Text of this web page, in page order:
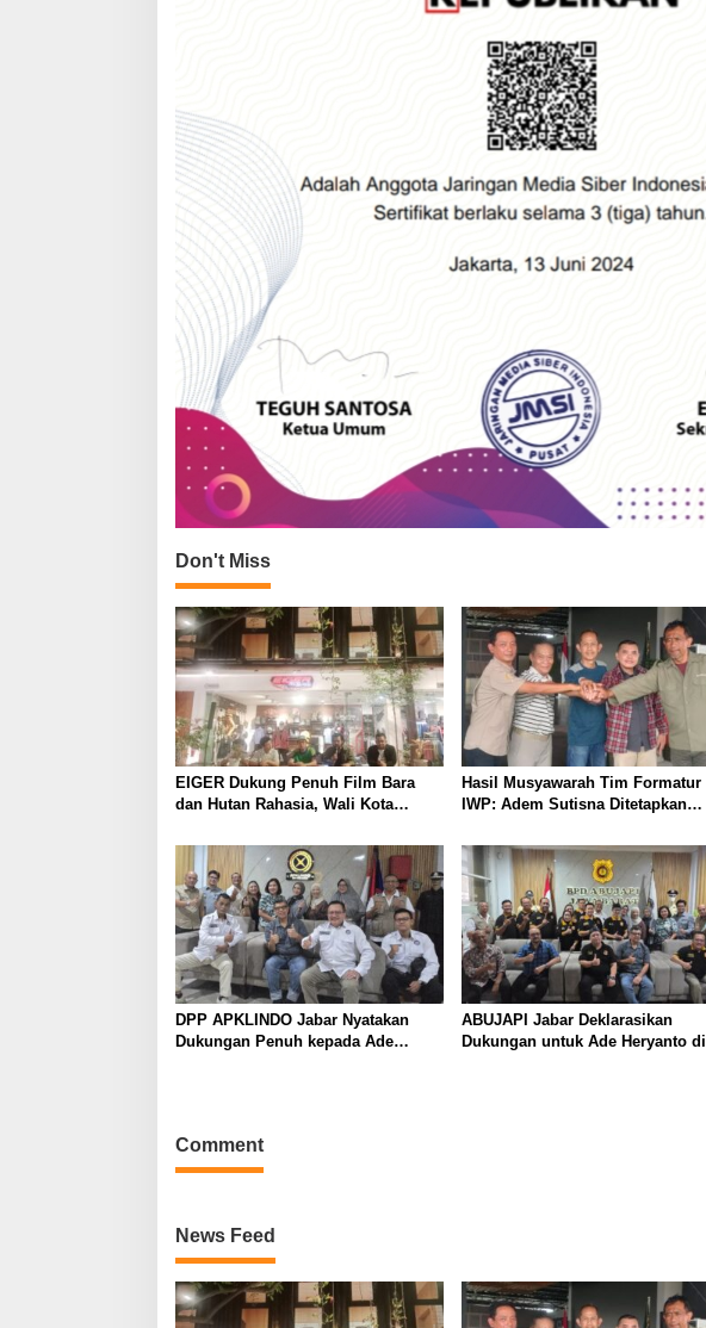
Don't Miss
EIGER Dukung Penuh Film Bara
dan Hutan Rahasia, Wali Kota
Hasil Musyawarah Tim Formatur
IWP: Adem Sutisna Ditetapkan
2026–2028
DPP APKLINDO Jabar Nyatakan
Dukungan Penuh kepada Ade
ABUJAPI Jabar Deklarasikan
Dukungan untuk Ade Heryanto di
Comment
News Feed